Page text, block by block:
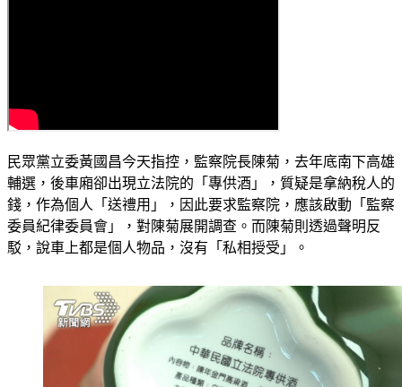
民眾黨立委黃國昌今天指控，監察院長陳菊，去年底南下高雄
輔選，後車廂卻出現立法院的「專供酒」，質疑是拿納稅人的
錢，作為個人「送禮用」，因此要求監察院，應該啟動「監察
委員紀律委員會」，對陳菊展開調查。而陳菊則透過聲明反